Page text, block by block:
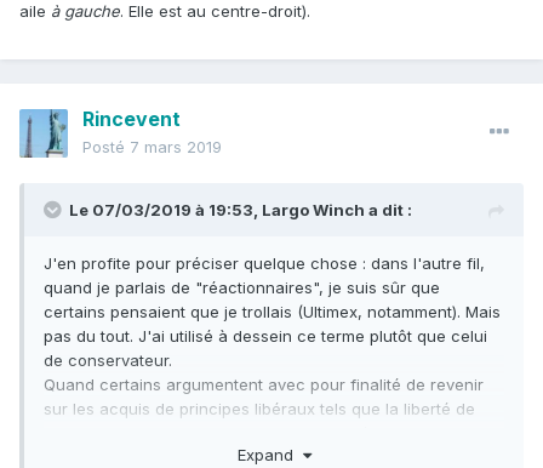
aile à gauche. Elle est au centre-droit).
Rincevent
Posté 7 mars 2019
Le 07/03/2019 à 19:53, Largo Winch a dit :
J'en profite pour préciser quelque chose : dans l'autre fil,
quand je parlais de "réactionnaires", je suis sûr que
certains pensaient que je trollais (Ultimex, notamment). Mais
pas du tout. J'ai utilisé à dessein ce terme plutôt que celui
de conservateur.
Quand certains argumentent avec pour finalité de revenir
sur les acquis de principes libéraux tels que la liberté de
Expand